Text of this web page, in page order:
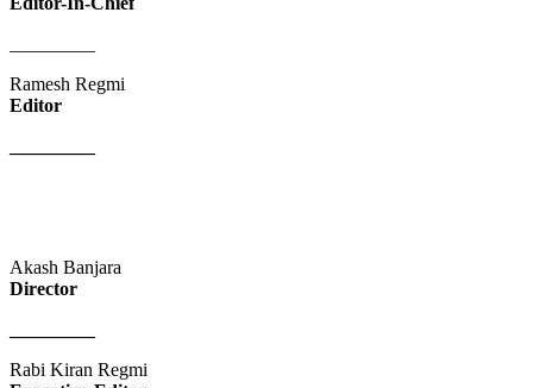
Ramesh Regmi
Editor
Akash Banjara
Director
Rabi Kiran Regmi